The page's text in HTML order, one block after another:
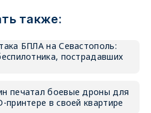
также:
БПЛА на Севастополь:
пострадавших
печатал боевые дроны для
принтере в своей квартире